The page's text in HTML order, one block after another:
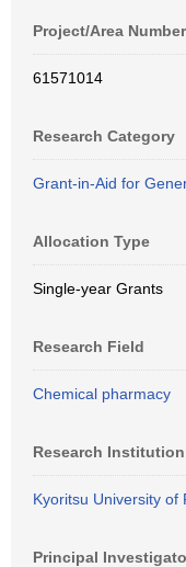
Project/Area Number
61571014
Research Category
Grant-in-Aid for
Allocation Type
Single-year Grants
Research Field
Chemical pharmacy
Research Institution
Kyoritsu University of
Principal